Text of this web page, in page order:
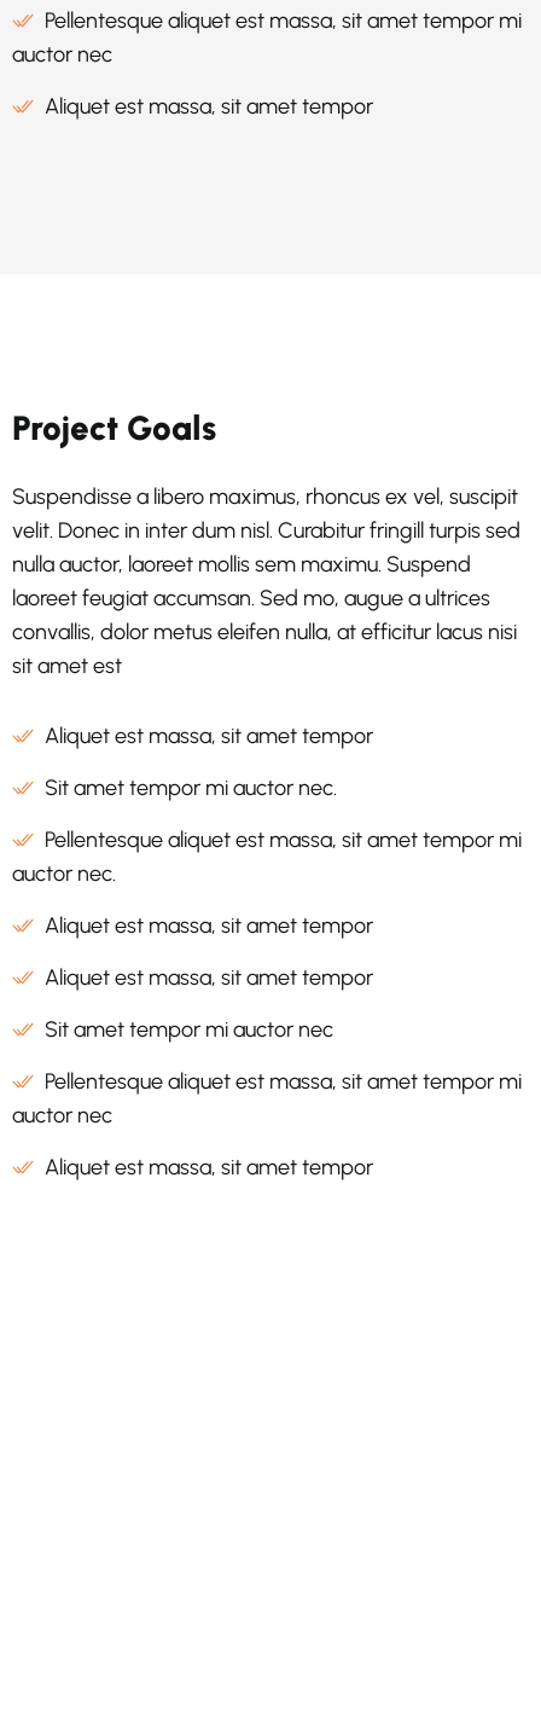
Pellentesque aliquet est massa, sit amet tempor mi
auctor nec
Aliquet est massa, sit amet tempor
Project Goals
Suspendisse a libero maximus, rhoncus ex vel, suscipit
velit. Donec in inter dum nisl. Curabitur fringill turpis sed
nulla auctor, laoreet mollis sem maximu. Suspend
laoreet feugiat accumsan. Sed mo, augue a ultrices
convallis, dolor metus eleifen nulla, at efficitur lacus nisi
sit amet est
Aliquet est massa, sit amet tempor
Sit amet tempor mi auctor nec.
Pellentesque aliquet est massa, sit amet tempor mi
auctor nec.
Aliquet est massa, sit amet tempor
Aliquet est massa, sit amet tempor
Sit amet tempor mi auctor nec
Pellentesque aliquet est massa, sit amet tempor mi
auctor nec
Aliquet est massa, sit amet tempor